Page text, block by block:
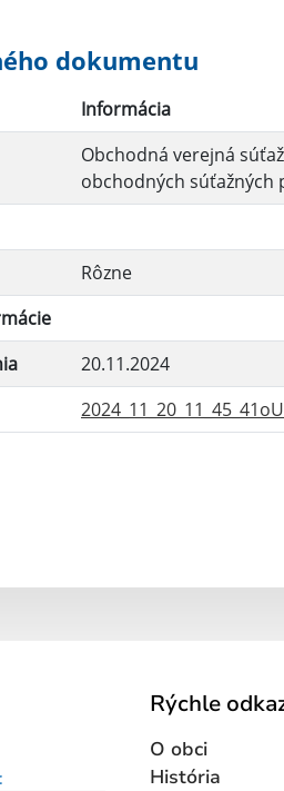
dokumentu
Informácia
Obchodná verejná
obchodných súťažných
Rôzne
20.11.2024
Text vašej správy...
Rýchle
O obci
História